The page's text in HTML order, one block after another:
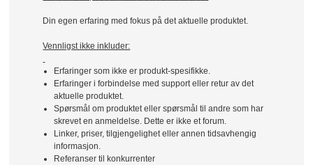
Din egen erfaring med fokus på det aktuelle produktet.
Vennligst ikke inkluder:
Erfaringer som ikke er produkt-spesifikke.
Erfaringer i forbindelse med support eller retur av det
aktuelle produktet.
Spørsmål om produktet eller spørsmål til andre som har
skrevet en anmeldelse. Dette er ikke et forum.
Linker, priser, tilgjengelighet eller annen tidsavhengig
informasjon.
Referanser til konkurrenter